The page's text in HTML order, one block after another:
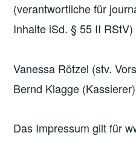
(verantwortliche für
Inhalte iSd. § 55 II RStV)
Vanessa Rötzel (stv.
Bernd Klagge (Kassierer)
Das Impressum gilt für